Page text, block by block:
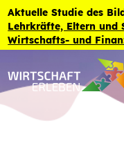
Zum Inhalt der Seite
Aktuelle Studie des
Lehrkräfte, Eltern und
Wirtschafts- und